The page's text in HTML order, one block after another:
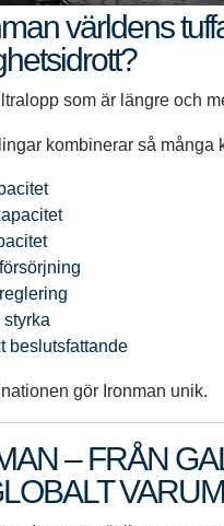
världens
som är längre och
kombinerar så många
styrka
beslutsfattande
gör Ironman unik.
– FRÅN